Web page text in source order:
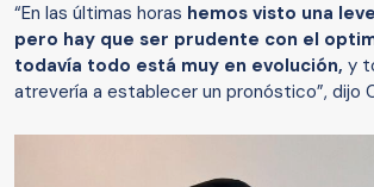
“En las últimas horas hemos visto una
pero hay que ser prudente con el
todavía todo está muy en evolución, y
atrevería a establecer un pronóstico”, dijo